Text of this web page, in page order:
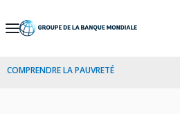
Skip
Navigation
COMPRENDRE LA PAUVRETÉ